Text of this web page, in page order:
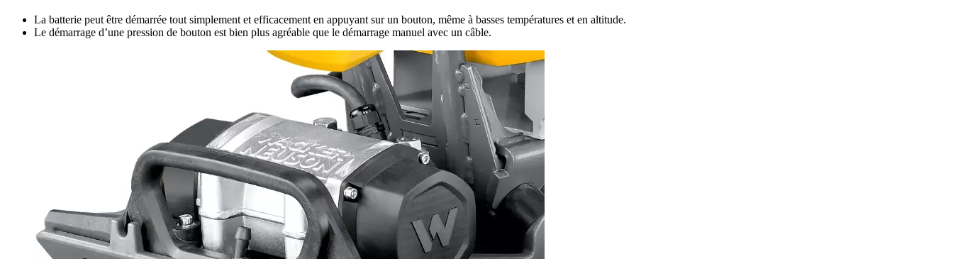
La batterie peut être démarrée tout simplement et efficacement en appuyant sur un bouton, même à basses températures et en altitude.
Le démarrage d’une pression de bouton est bien plus agréable que le démarrage manuel avec un câble.